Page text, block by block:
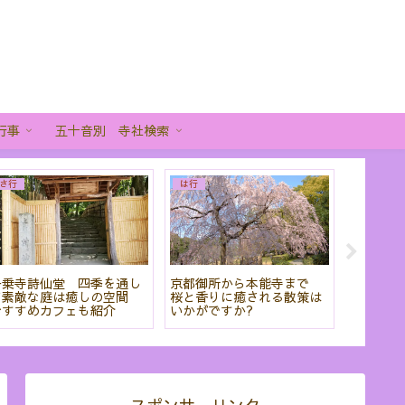
事 五十音別 寺社検索
か行
迫力の龍や襖絵・庭園を堪
能!座禅もできる建仁寺を紹
介!御朱印も!
さ行
青蓮院門跡 紅葉の庭園と
しずかな佇まいをしっとり
と感じる時間